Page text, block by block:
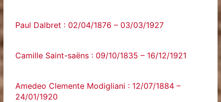
Paul Dalbret : 02/04/1876 – 03/03/1927
Camille Saint-saëns : 09/10/1835 – 16/12/1921
Amedeo Clemente Modigliani : 12/07/1884 –
24/01/1920